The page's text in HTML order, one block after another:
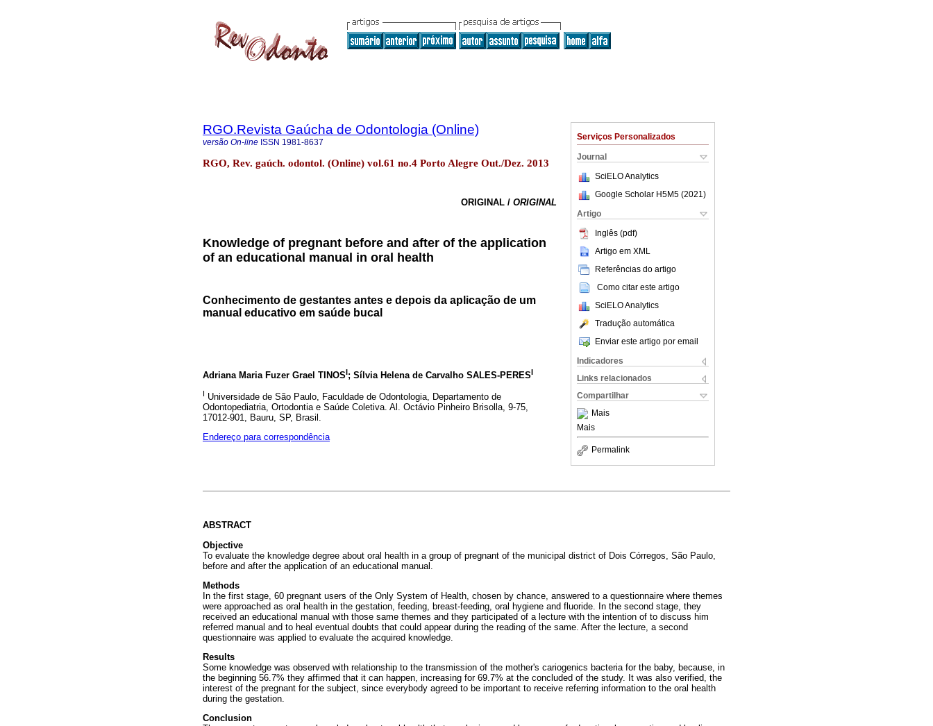
Serviços Personalizados
Journal
SciELO Analytics
Google Scholar H5M5 (2021 )
Artigo
Inglês (pdf)
Artigo em XML
Referências do artigo
Como citar este artigo
SciELO Analytics
Tradução automática
Enviar este artigo por email
Indicadores
Links relacionados
Compartilhar
Mais
Mais
Permalink
RGO.Revista Gaúcha de Odontologia (Online)
versão On-line ISSN 1981-8637
RGO, Rev. gaúch. odontol. (Online) vol.61 no.4 Porto Alegre Out./Dez. 2013
ORIGINAL / ORIGINAL
Knowledge of pregnant before and after of the application
of an educational manual in oral health
Conhecimento de gestantes antes e depois da aplicação de um
manual educativo em saúde bucal
Adriana Maria Fuzer Grael TINOSI; Sílvia Helena de Carvalho SALES-PERESI
I Universidade de São Paulo, Faculdade de Odontologia, Departamento de
Odontopediatria, Ortodontia e Saúde Coletiva. Al. Octávio Pinheiro Brisolla, 9-75,
17012-901, Bauru, SP, Brasil.
Endereço para correspondência
ABSTRACT
Objective
To evaluate the knowledge degree about oral health in a group of pregnant of the municipal district of Dois Córregos, São Paulo,
before and after the application of an educational manual.
Methods
In the first stage, 60 pregnant users of the Only System of Health, chosen by chance, answered to a questionnaire where themes
were approached as oral health in the gestation, feeding, breast-feeding, oral hygiene and fluoride. In the second stage, they
received an educational manual with those same themes and they participated of a lecture with the intention of to discuss him
referred manual and to heal eventual doubts that could appear during the reading of the same. After the lecture, a second
questionnaire was applied to evaluate the acquired knowledge.
Results
Some knowledge was observed with relationship to the transmission of the mother's cariogenics bacteria for the baby, because, in
the beginning 56.7% they affirmed that it can happen, increasing for 69.7% at the concluded of the study. It was also verified, the
interest of the pregnant for the subject, since everybody agreed to be important to receive referring information to the oral health
during the gestation.
Conclusion